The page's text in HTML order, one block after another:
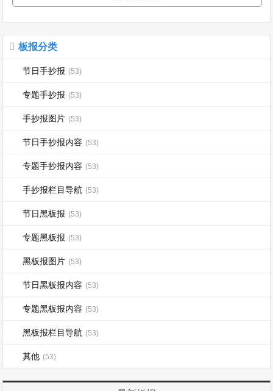
板报分类
节日手抄报 (53)
专题手抄报 (53)
手抄报图片 (53)
节日手抄报内容 (53)
专题手抄报内容 (53)
手抄报栏目导航 (53)
节日黑板报 (53)
专题黑板报 (53)
黑板报图片 (53)
节日黑板报内容 (53)
专题黑板报内容 (53)
黑板报栏目导航 (53)
其他 (53)